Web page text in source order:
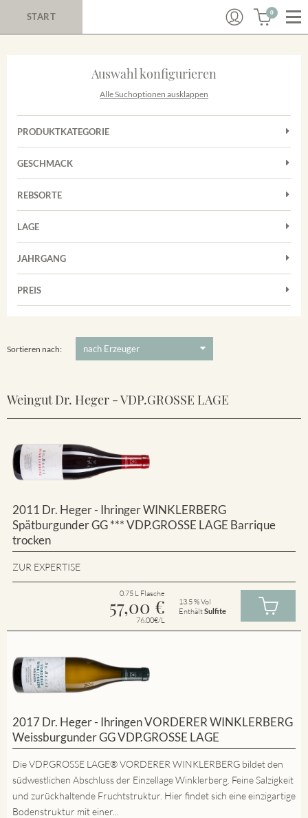
START 0
Auswahl konfigurieren
Alle Suchoptionen ausklappen
PRODUKTKATEGORIE
Cuvées
Rosé
Weißwein
GESCHMACK
Trocken
REBSORTE
Chardonnay
Grauburgunder
Riesling
LAGE
Achkarrer Schlossberg
Vorderer Winklerberg
Winklerberg Hinter Winklen
JAHRGANG
PREIS
Sortieren nach:
Weingut Dr. Heger - VDP.GROSSE LAGE
2011 Dr. Heger - Ihringer WINKLERBERG
Spätburgunder GG *** VDP.GROSSE LAGE Barrique
trocken
ZUR EXPERTISE
0.75 L Flasche
57,00 €
76.00€/L
13.5 % Vol
EnthältSulfite
2017 Dr. Heger - Ihringen VORDERER WINKLERBERG
Weissburgunder GG VDP.GROSSE LAGE
Die VDP.GROSSE LAGE® VORDERER WINKLERBERG bildet den
südwestlichen Abschluss der Einzellage Winklerberg. Feine Salzigkeit
und zurückhaltende Fruchtstruktur. Hier findet sich eine einzigartige
Bodenstruktur mit einer...